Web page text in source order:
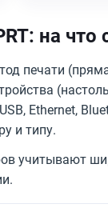
на
печати
Ethernet,
и типу.
учитывают